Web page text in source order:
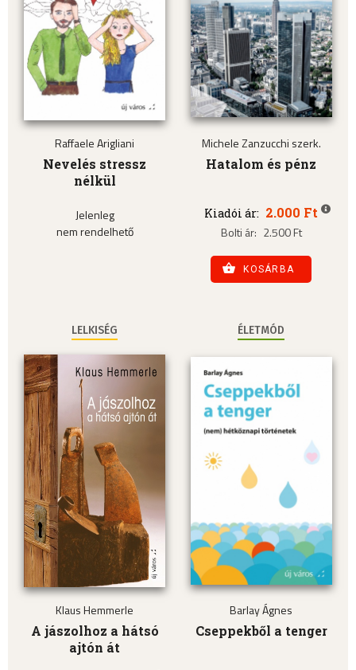
Raffaele Arigliani
Nevelés stressz
nélkül
Jelenleg
nem rendelhető
Michele Zanzucchi szerk.
Hatalom és pénz
Kiadói ár: 2.000 Ft
Bolti ár: 2.500 Ft
KOSÁRBA
LELKISÉG
Klaus Hemmerle
A jászolhoz a hátsó
ajtón át
ÉLETMÓD
Barlay Ágnes
Cseppekből a tenger